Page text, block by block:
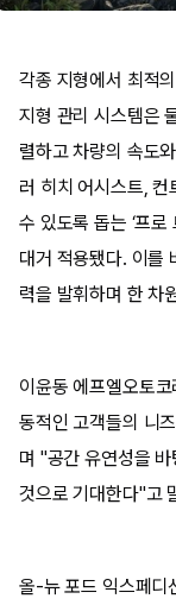
각종 지형에서 최적
지형 관리 시스템은
렬하고 차량의 속도
러 히치 어시스트,
수 있도록 돕는 ‘프로
대거 적용됐다. 이를
력을 발휘하며 한 차
이윤동 에프엘오토
동적인 고객들의 니
며 "공간 유연성을
것으로 기대한다"고
올-뉴 포드 익스페디